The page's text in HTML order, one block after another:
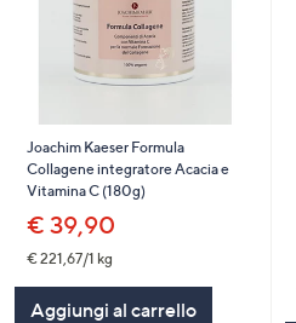
Joachim Kaeser Formula
Collagene integratore Acacia e
Vitamina C (180g)
€ 39,90
€ 221,67/1 kg
Aggiungi al carrello